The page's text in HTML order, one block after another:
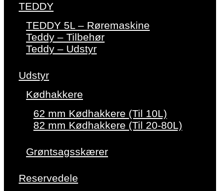
TEDDY
TEDDY 5L – Røremaskine
Teddy – Tilbehør
Teddy – Udstyr
Udstyr
Kødhakkere
62 mm Kødhakkere (Til 10L)
82 mm Kødhakkere (Til 20-80L)
Grøntsagsskærer
Reservedele